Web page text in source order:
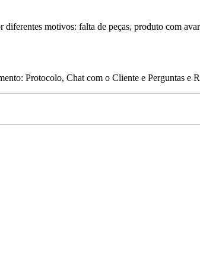
motivos: falta de peças, produto com
Protocolo, Chat com o Cliente e Perguntas e